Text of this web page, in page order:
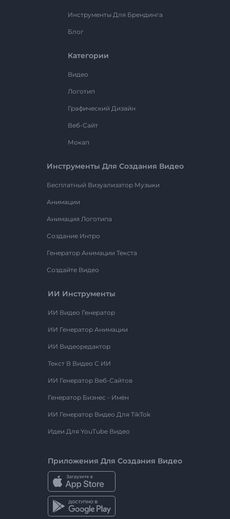
Инструменты Для Брендинга
Блог
Категории
Видео
Логотип
Графический Дизайн
Веб-Сайт
Мокап
Инструменты Для Создания Видео
Бесплатный Визуализатор Музыки
Анимации
Анимация Логотипа
Создание Интро
Генератор Анимации Текста
Создайте Видео
ИИ Инструменты
ИИ Видео Генератор
ИИ Генератор Анимации
ИИ Видеоредактор
Текст В Видео С ИИ
ИИ Генератор Веб-Сайтов
Генератор Бизнес - Имён
ИИ Генератор Видео Для TikTok
Идеи Для YouTube Видео
Приложения Для Создания Видео